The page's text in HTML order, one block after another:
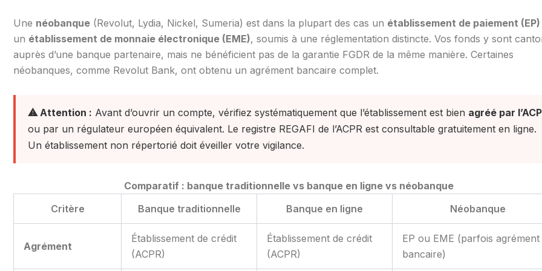
Une néobanque (Revolut, Lydia, Nickel, Sumeria) est dans la plupart des cas un établissement de paiement (EP)
un établissement de monnaie électronique (EME), soumis à une réglementation distincte. Vos fonds y sont
auprès d’une banque partenaire, mais ne bénéficient pas de la garantie FGDR de la même manière. Certaines
néobanques, comme Revolut Bank, ont obtenu un agrément bancaire complet.
⚠ Attention : Avant d’ouvrir un compte, vérifiez systématiquement que l’établissement est bien agréé par
ou par un régulateur européen équivalent. Le registre REGAFI de l’ACPR est consultable gratuitement en ligne.
Un établissement non répertorié doit éveiller votre vigilance.
Comparatif : banque traditionnelle vs banque en ligne vs néobanque
Critère
Banque traditionnelle Banque en ligne Néobanque
Agrément
Établissement de crédit
(ACPR)
Établissement de crédit
(ACPR)
EP ou EME (parfois agrément
bancaire)